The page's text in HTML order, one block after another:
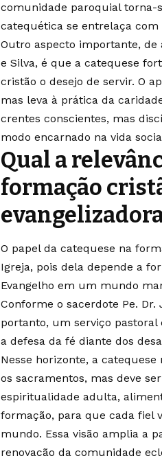
comunidade paroquial torna-
catequética se entrelaça com
Outro aspecto importante, de
e Silva, é que a catequese
cristão o desejo de servir. O
mas leva à prática da
crentes conscientes, mas
modo encarnado na vida
Qual a
formação
O papel da catequese na
Igreja, pois dela depende a
Evangelho em um mundo
Conforme o sacerdote Pe. Dr.
portanto, um serviço
a defesa da fé diante dos
Nesse horizonte, a
os sacramentos, mas deve
espiritualidade adulta,
formação, para que cada fiel
mundo. Essa visão amplia a
renovação da comunidade